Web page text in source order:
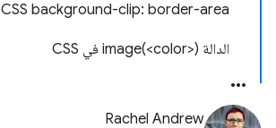
CSS background-clip: border-area
الدالة image(<color>) في CSS
Rachel Andrew